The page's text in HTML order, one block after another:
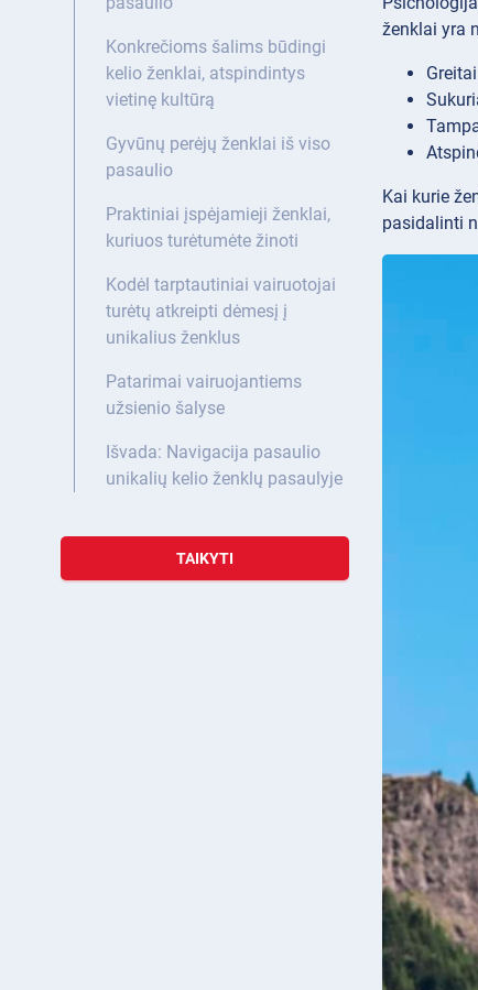
Konkrečioms šalims būdingi
kelio ženklai, atspindintys
vietinę kultūrą
Gyvūnų perėjų ženklai iš viso
pasaulio
Praktiniai įspėjamieji ženklai,
kuriuos turėtumėte žinoti
Kodėl tarptautiniai vairuotojai
turėtų atkreipti dėmesį į
unikalius ženklus
Patarimai vairuojantiems
užsienio šalyse
Išvada: Navigacija pasaulio
unikalių kelio ženklų pasaulyje
TAIKYTI
ženklai yra
Kai kurie
pasidalinti